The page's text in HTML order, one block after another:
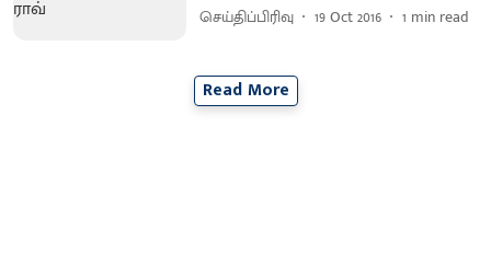
செய்திப்பிரிவு 19 Oct 2016 1 min read
Read More